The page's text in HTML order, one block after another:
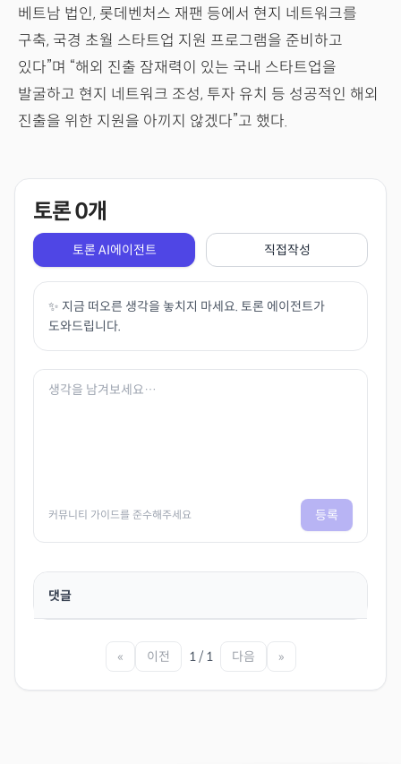
베트남 법인, 롯데벤처스 재팬 등에서 현지 네트워크를
구축, 국경 초월 스타트업 지원 프로그램을 준비하고
있다”며 “해외 진출 잠재력이 있는 국내 스타트업을
발굴하고 현지 네트워크 조성, 투자 유치 등 성공적인 해외
진출을 위한 지원을 아끼지 않겠다”고 했다.
토론0개
토론 AI에이전트 직접작성
✨ 지금 떠오른 생각을 놓치지 마세요. 토론 에이전트가
도와드립니다.
커뮤니티 가이드를 준수해주세요 등록
댓글
« 이전 1 / 1 다음 »